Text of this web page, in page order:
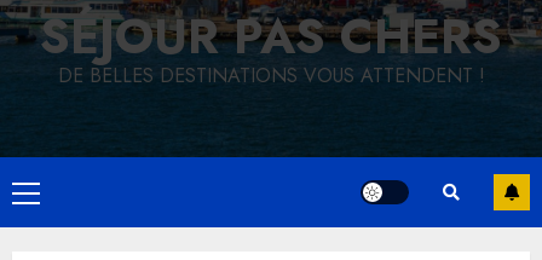
SÉJOUR PAS CHERS
DE BELLES DESTINATIONS VOUS ATTENDENT !
Primary
Menu